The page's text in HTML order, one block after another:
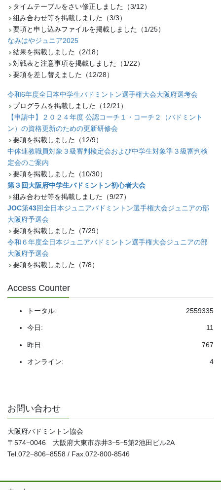
タイムテーブルをさい修正しました（3/12）
組み合わせ等を掲載しました（3/3）
要項と申し込みファイルを掲載しました（1/25）
なみはやジュニア2025
結果を掲載しました（2/18）
対戦表と注意事項を掲載しました（1/22）
要項を差し替えました（12/28）
令和6年度全日本中学生バドミントン選手権大会大阪府選考会
プログラムを掲載しました（12/21）
【申請中】２０２４年度 公認コーチ１・コーチ２（バドミント
ン）の資格更新のための更新研修会
要項を掲載しました（12/9）
中体連教職員対象３級審判検定会および中学生対象準３級審判検
定会のご案内
要項を掲載しました（10/30）
第３回大阪府中学生バドミントン初心者大会
組み合わせ等を掲載しました（9/27）
JOC第43回全日本ジュニアバドミントン選手権大会ジュニアの部
大阪府予選会
要項を掲載しました（7/29）
令和６年度全日本ジュニアバドミントン選手権大会ジュニアの部
大阪府予選会
要項を掲載しました（7/8）
Access Counter
2559335
トータル:
11
今日:
767
昨日:
4
オンライン:
お問い合わせ
大阪府バドミントン協会
〒574−0046 大阪府大東市赤井3−5−5第2池田ビル2A
Tel.072−806−8558 / Fax.072-800-8546